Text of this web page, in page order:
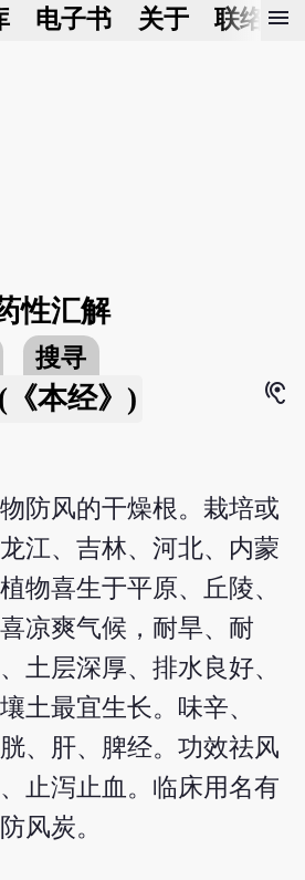
电子书 关于 联络我
menu
性汇解
搜寻
《本经》)
hearing
防风的干燥根。栽培或
江、吉林、河北、内蒙
物喜生于平原、丘陵、
凉爽气候，耐旱、耐
土层深厚、排水良好、
土最宜生长。味辛、
、肝、脾经。功效祛风
止泻止血。临床用名有
风炭。